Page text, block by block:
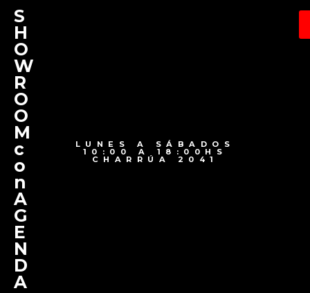
S
H
O
W
R
O
O
M
c
o
n
A
G
E
N
D
A
LUNES A SÁBADOS
10:00 A 18:00HS
CHARRÚA 2041